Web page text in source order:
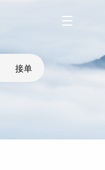
接单